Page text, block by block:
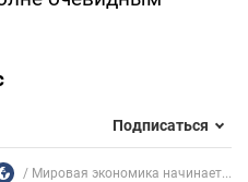
Подписаться
Мировая экономика начинает...